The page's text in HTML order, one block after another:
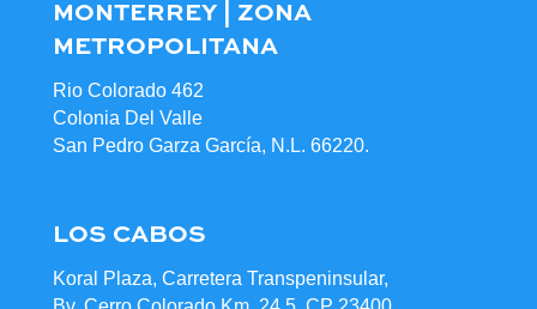
MONTERREY | ZONA
METROPOLITANA
Rio Colorado 462
Colonia Del Valle
San Pedro Garza García, N.L. 66220.
LOS CABOS
Koral Plaza, Carretera Transpeninsular,